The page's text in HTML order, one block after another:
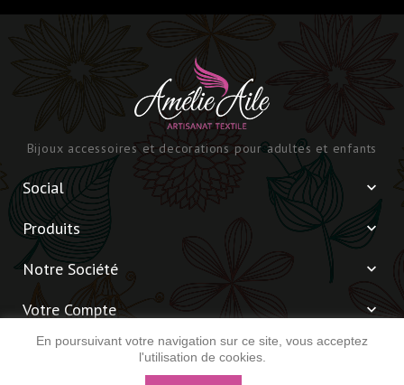
Bijoux accessoires et decorations pour adultes et enfants
Social 
Produits 
Notre Société 
Votre Compte 
Informations 
En poursuivant votre navigation sur ce site, vous acceptez
l'utilisation de cookies.